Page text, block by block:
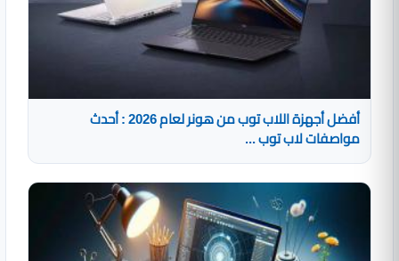
أفضل أجهزة اللاب توب من هونر لعام 2026 : أحدث
مواصفات لاب توب ...